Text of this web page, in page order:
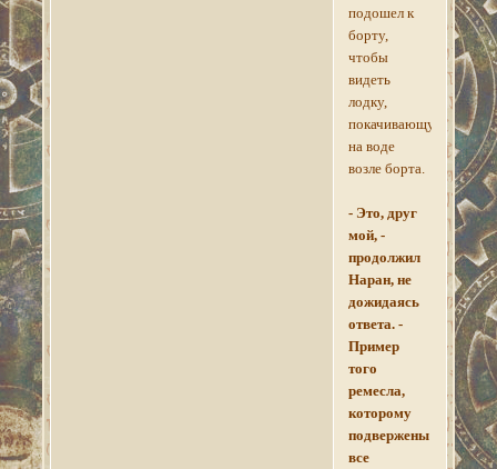
подошел к
борту,
чтобы
видеть
лодку,
покачивающуюся
на воде
возле борта.
- Это, друг
мой, -
продолжил
Наран, не
дожидаясь
ответа. -
Пример
того
ремесла,
которому
подвержены
все